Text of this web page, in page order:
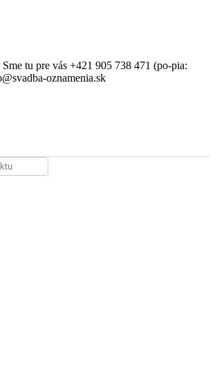
tu pre vás +421 905 738 471 (po-pia:
oznamenia.sk